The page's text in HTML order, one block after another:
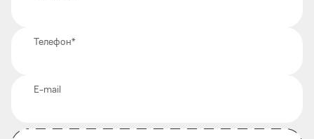
Телефон*
E-mail